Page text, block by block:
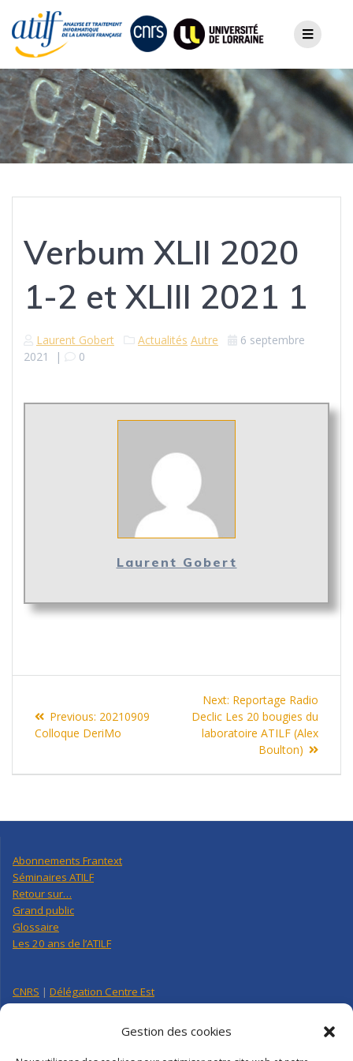
Gestion des cookies
content
Verbum XLII 2020
1-2 et XLIII 2021 1
Laurent Gobert Actualités Autre
6 septembre
2021
| 0
Laurent Gobert
de
Previous: Previous
post:
20210909
Colloque DeriMo
Next: Next
post:
Reportage Radio
Declic Les 20 bougies du
laboratoire ATILF (Alex
Boulton)
Abonnements Frantext
Séminaires ATILF
Retour sur…
Grand public
Glossaire
Les 20 ans de l’ATILF
CNRS | Délégation Centre Est
Université de Lorraine
CNRS Hebdo Centre-Est